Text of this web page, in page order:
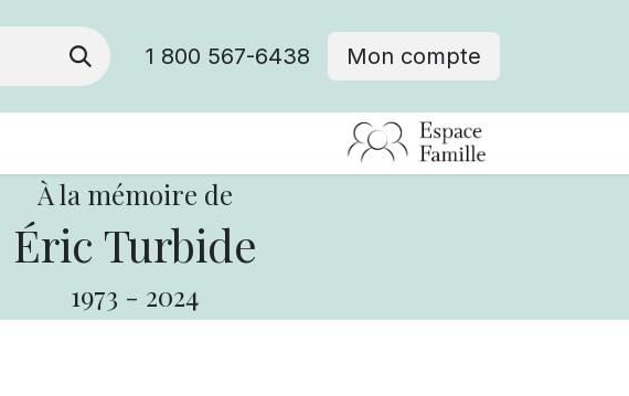
1 800 567-6438 Mon compte
À la mémoire de
Éric Turbide
1973 - 2024